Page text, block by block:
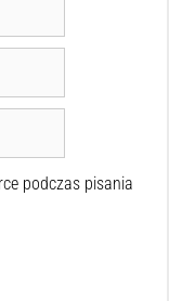
podczas pisania